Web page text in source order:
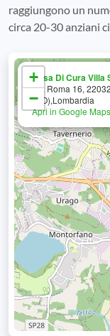
raggiungono un
circa 20-30 anziani
Casa Di Cura Villa
Via Roma 16,
(CO),Lombardia
Apri in Google Maps
+
−